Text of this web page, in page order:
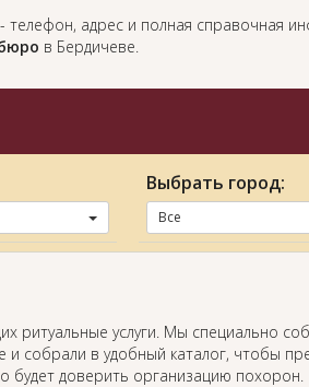
телефон, адрес и полная справочная
в Бердичеве.
Выбрать город:
Все
ритуальные услуги. Мы специально
собрали в удобный каталог, чтобы
доверить организацию похорон.